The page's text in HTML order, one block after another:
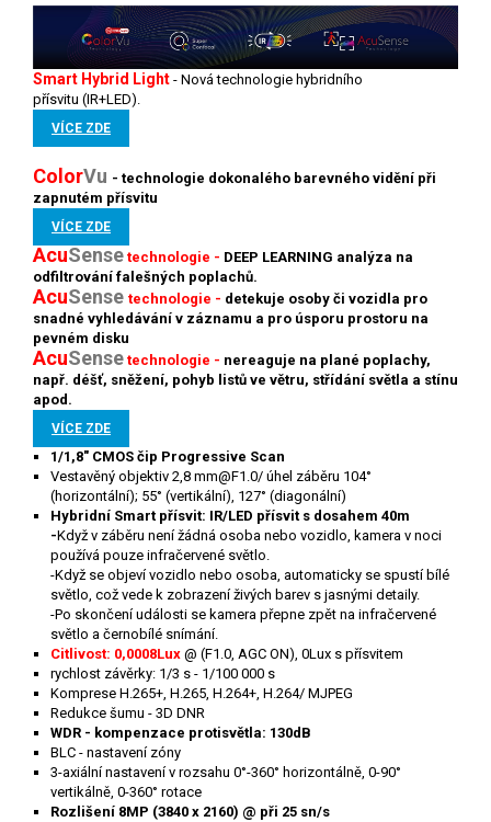
Smart Hybrid Light - Nová technologie hybridního
přísvitu (IR+LED).
VÍCE ZDE
ColorVu - technologie dokonalého barevného vidění při
zapnutém přísvitu
VÍCE ZDE
AcuSense technologie - DEEP LEARNING analýza na
odfiltrování falešných poplachů.
AcuSense technologie - detekuje osoby či vozidla pro
snadné vyhledávání v záznamu a pro úsporu prostoru na
pevném disku
AcuSense technologie - nereaguje na plané poplachy,
např. déšť, sněžení, pohyb listů ve větru, střídání světla a stínu
apod.
VÍCE ZDE
1/1,8" CMOS čip Progressive Scan
Vestavěný objektiv 2,8 mm@F1.0/ úhel záběru 104°
(horizontální); 55° (vertikální), 127° (diagonální)
Hybridní Smart přísvit: IR/LED přísvit s dosahem 40m
-Když v záběru není žádná osoba nebo vozidlo, kamera v noci
používá pouze infračervené světlo.
-Když se objeví vozidlo nebo osoba, automaticky se spustí bílé
světlo, což vede k zobrazení živých barev s jasnými detaily.
-Po skončení události se kamera přepne zpět na infračervené
světlo a černobílé snímání.
Citlivost: 0,0008Lux @ (F1.0, AGC ON), 0Lux s přísvitem
rychlost závěrky: 1/3 s - 1/100 000 s
Komprese H.265+, H.265, H.264+, H.264/ MJPEG
Redukce šumu - 3D DNR
WDR - kompenzace protisvětla: 130dB
BLC - nastavení zóny
3-axiální nastavení v rozsahu 0°-360° horizontálně, 0-90°
vertikálně, 0-360° rotace
Rozlišení 8MP (3840 x 2160) @ při 25 sn/s